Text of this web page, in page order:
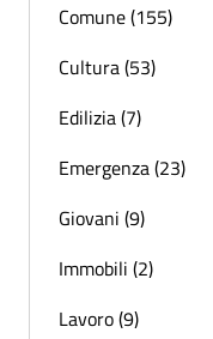
Comune (155)
Cultura (53)
Edilizia (7)
Emergenza (23)
Giovani (9)
Immobili (2)
Lavoro (9)